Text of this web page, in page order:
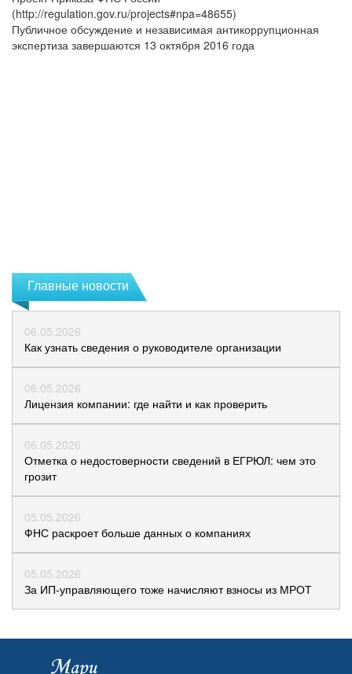
(http://regulation.gov.ru/projects#npa=48655)
Публичное обсуждение и независимая антикоррупционная
экспертиза завершаются 13 октября 2016 года
Главные новости
06.05.2026
Как узнать сведения о руководителе организации
06.05.2026
Лицензия компании: где найти и как проверить
06.05.2026
Отметка о недостоверности сведений в ЕГРЮЛ: чем это
грозит
05.05.2026
ФНС раскроет больше данных о компаниях
05.05.2026
За ИП-управляющего тоже начисляют взносы из МРОТ